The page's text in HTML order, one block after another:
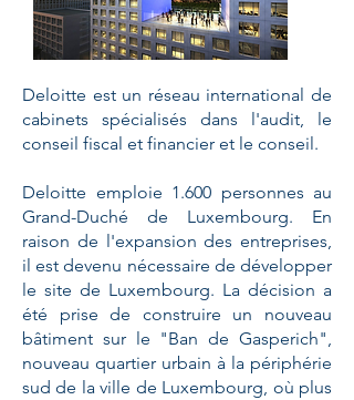
Deloitte est un réseau international de
cabinets spécialisés dans l'audit, le
conseil fiscal et financier et le conseil.
Deloitte emploie 1.600 personnes au
Grand-Duché de Luxembourg. En
raison de l'expansion des entreprises,
il est devenu nécessaire de développer
le site de Luxembourg. La décision a
été prise de construire un nouveau
bâtiment sur le "Ban de Gasperich",
nouveau quartier urbain à la périphérie
sud de la ville de Luxembourg, où plus